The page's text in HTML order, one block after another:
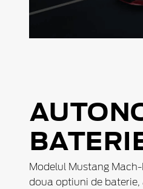
Modelul Mustang
doua optiuni de